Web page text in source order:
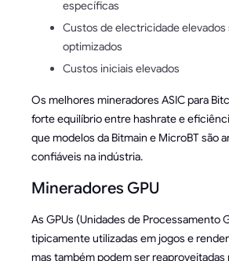
específicas
Custos de electricidade elevados
optimizados
Custos iniciais elevados
Os melhores mineradores ASIC para
forte equilíbrio entre hashrate e
que modelos da Bitmain e MicroBT são
confiáveis na indústria.
Mineradores GPU
As GPUs (Unidades de Processamento
tipicamente utilizadas em jogos e
mas também podem ser reaproveitadas